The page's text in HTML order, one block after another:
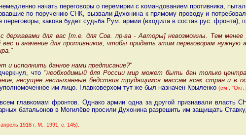
начать переговоры о перемирии с командованием противника,
по поручению СНК, вызвали Духонина к прямому проводу и
какова будет судьба Рум. армии (входила в состав рус. фронта),
державами для вас [т.е. для Сов. пр-ва - Авторы] невозможны. Тем
и значение для противников, чтобы придать этим переговорам
исполнить данное нами предписание?"
что "необходимый для России мир может быть дан только
несущее неслыханные бедствия трудящимся массам всех стран и в
им лицо. Главковерхом тут же был назначен Крыленко (см.: "Окт.
главкомам фронтов. Однако армии одна за другой признавали власть
батальонов в Могилёве просили Духонина разрешить им защищать
1918 г. М.. 1991, с. 145).